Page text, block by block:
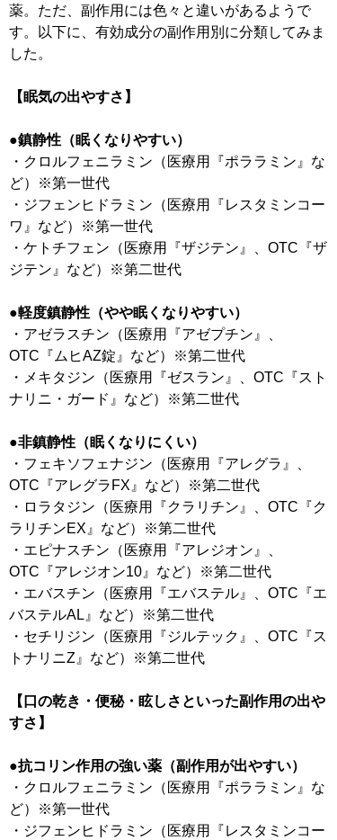
薬。ただ、副作用には色々と違いがあるようで
す。以下に、有効成分の副作用別に分類してみま
した。
【眠気の出やすさ】
●鎮静性（眠くなりやすい）
・クロルフェニラミン（医療用『ポララミン』な
ど）※第一世代
・ジフェンヒドラミン（医療用『レスタミンコー
ワ』など）※第一世代
・ケトチフェン（医療用『ザジテン』、OTC『ザ
ジテン』など）※第二世代
●軽度鎮静性（やや眠くなりやすい）
・アゼラスチン（医療用『アゼプチン』、
OTC『ムヒAZ錠』など）※第二世代
・メキタジン（医療用『ゼスラン』、OTC『スト
ナリニ・ガード』など）※第二世代
●非鎮静性（眠くなりにくい）
・フェキソフェナジン（医療用『アレグラ』、
OTC『アレグラFX』など）※第二世代
・ロラタジン（医療用『クラリチン』、OTC『ク
ラリチンEX』など）※第二世代
・エピナスチン（医療用『アレジオン』、
OTC『アレジオン10』など）※第二世代
・エバスチン（医療用『エバステル』、OTC『エ
バステルAL』など）※第二世代
・セチリジン（医療用『ジルテック』、OTC『ス
トナリニZ』など）※第二世代
【口の乾き・便秘・眩しさといった副作用の出や
すさ】
●抗コリン作用の強い薬（副作用が出やすい）
・クロルフェニラミン（医療用『ポララミン』な
ど）※第一世代
・ジフェンヒドラミン（医療用『レスタミンコー